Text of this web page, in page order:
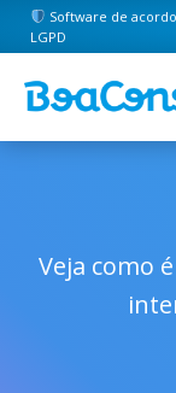
Software de
LGPD
Veja como